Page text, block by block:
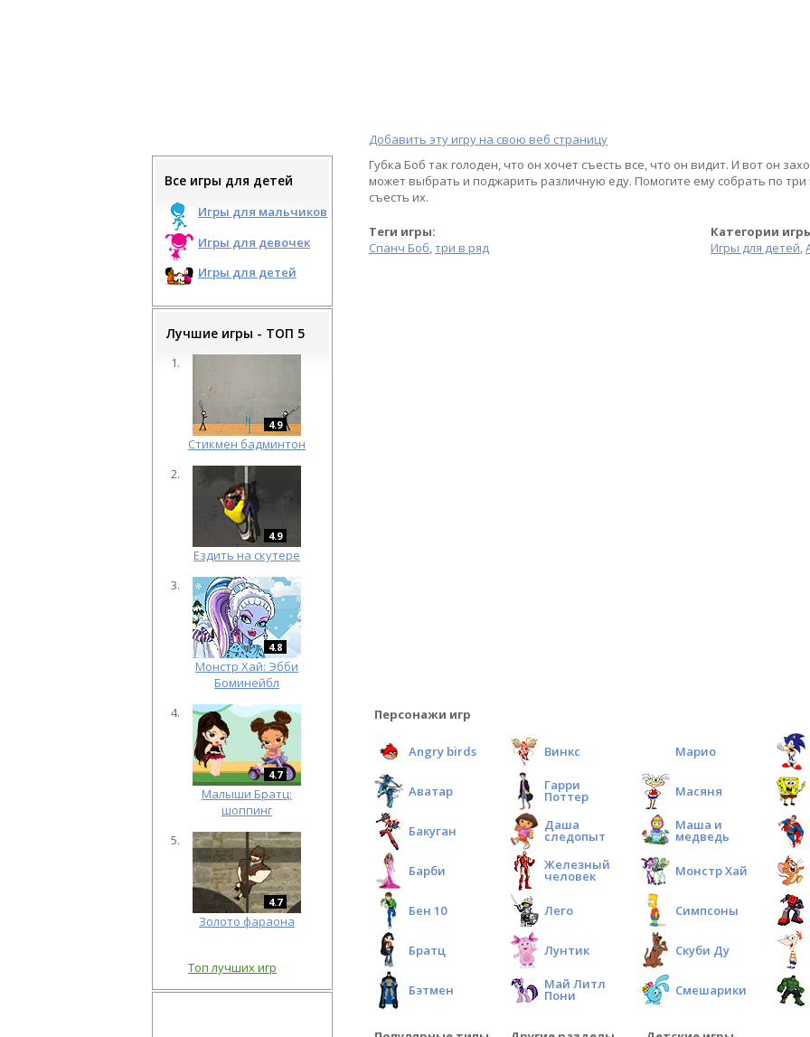
Все игры для детей
Игры для мальчиков
Игры для девочек
Игры для детей
Лучшие игры - ТОП 5
4.9
Cтикмен бадминтон
4.9
Ездить на скутере
4.8
Монстр Хай: Эбби
Боминейбл
4.7
Малыши Братц:
шоппинг
4.7
Золото фараона
Топ лучших игр
Добавить эту игру на свою веб страницу
Губка Боб так голоден, что он хочет съесть все, что он видит. И вот он
может выбрать и поджарить различную еду. Помогите ему собрать по
съесть их.
Теги игры:
Категории
Спанч Боб,три в ряд Игры для детей,
Персонажи игр
Angry birds
Аватар
Бакуган
Барби
Бен 10
Братц
Бэтмен
Винкс
Гарри
Поттер
Даша
следопыт
Железный
человек
Лего
Лунтик
Май Литл
Пони
Марио
Масяня
Маша и
медведь
Монстр Хай
Симпсоны
Скуби Ду
Смешарики